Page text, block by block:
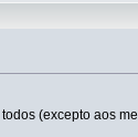
(excepto aos